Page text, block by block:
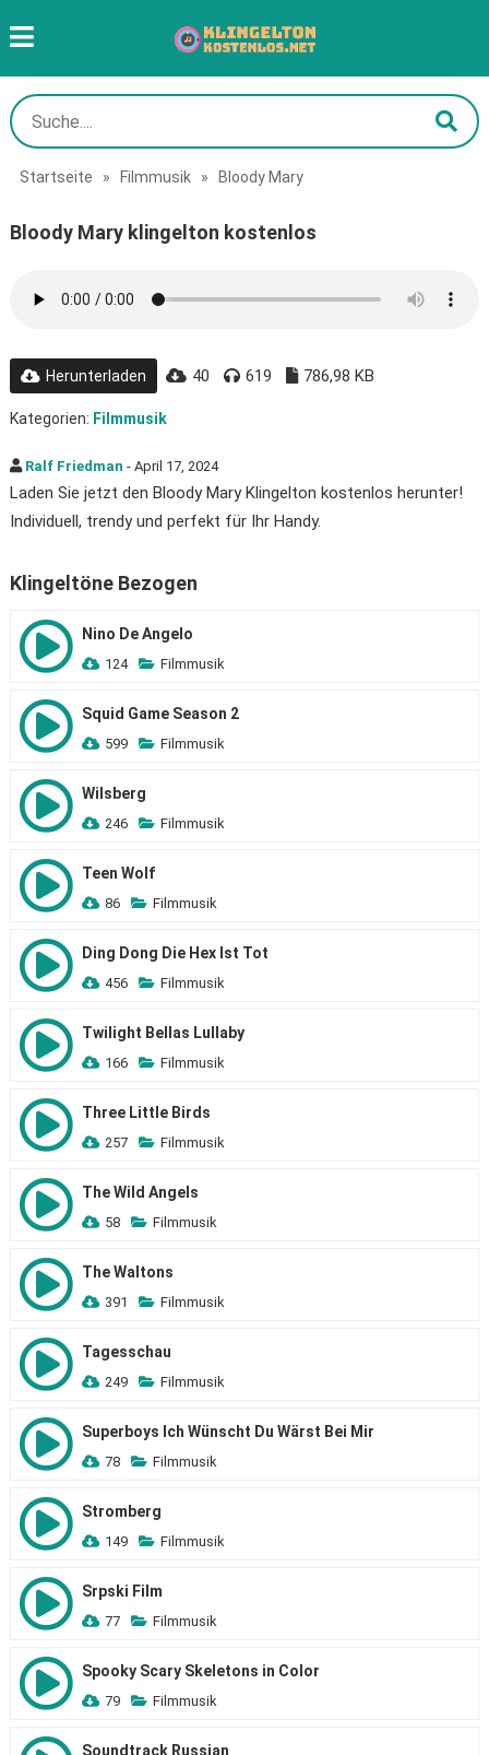
Startseite » Filmmusik » Bloody Mary
Bloody Mary klingelton kostenlos
Herunterladen 40 619 786,98 KB
Kategorien: Filmmusik
Ralf Friedman - April 17, 2024
Laden Sie jetzt den Bloody Mary Klingelton kostenlos herunter!
Individuell, trendy und perfekt für Ihr Handy.
Klingeltöne Bezogen
Nino De Angelo
124 Filmmusik
Squid Game Season 2
599 Filmmusik
Wilsberg
246 Filmmusik
Teen Wolf
86 Filmmusik
Ding Dong Die Hex Ist Tot
456 Filmmusik
Twilight Bellas Lullaby
166 Filmmusik
Three Little Birds
257 Filmmusik
The Wild Angels
58 Filmmusik
The Waltons
391 Filmmusik
Tagesschau
249 Filmmusik
Superboys Ich Wünscht Du Wärst Bei Mir
78 Filmmusik
Stromberg
149 Filmmusik
Srpski Film
77 Filmmusik
Spooky Scary Skeletons in Color
79 Filmmusik
Soundtrack Russian